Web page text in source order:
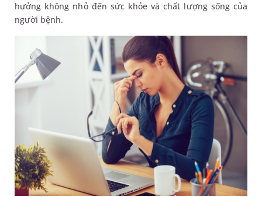
hưởng không nhỏ đến sức khỏe và chất lượng sống của
người bệnh.